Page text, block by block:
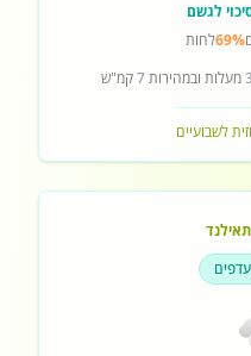
לגשם
69%לחות
מעלות ובמהירות7קמ"ש
לשבועיים
תאילנד